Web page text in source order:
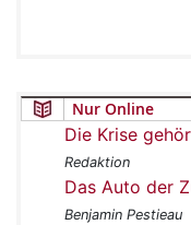
Nur Online
Die Krise
Redaktion
Das Auto der
Benjamin Pestieau